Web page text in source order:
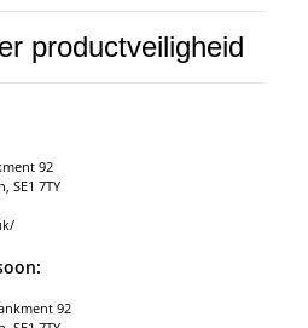
productveiligheid
92
SE1 7TY
92